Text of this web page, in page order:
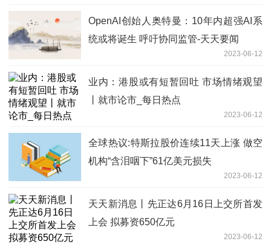
OpenAI创始人奥特曼：10年内超强AI系
统或将诞生 呼吁协同监管-天天要闻
2023-06-12
业内：港股或有短暂回吐 市场情绪观望
丨就市论市_每日热点
2023-06-12
全球热议:特斯拉股价连续11天上涨 做空
机构“含泪咽下”61亿美元损失
2023-06-12
天天新消息丨先正达6月16日上交所首发
上会 拟募资650亿元
2023-06-12